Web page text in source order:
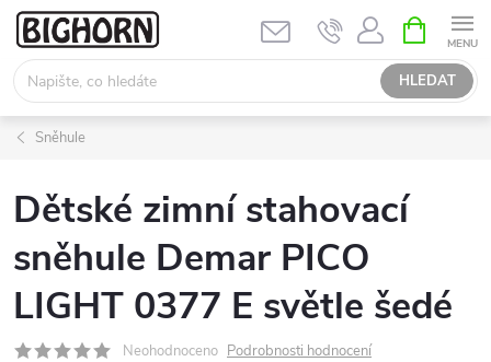
Přejít
obsah
HLEDAT
NÁKUPNÍ
KOŠÍK
Sněhule
Dětské zimní stahovací
sněhule Demar PICO
LIGHT 0377 E světle šedé
Neohodnoceno Podrobnosti hodnocení